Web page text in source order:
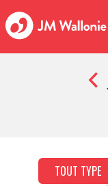
TOUT TYPE